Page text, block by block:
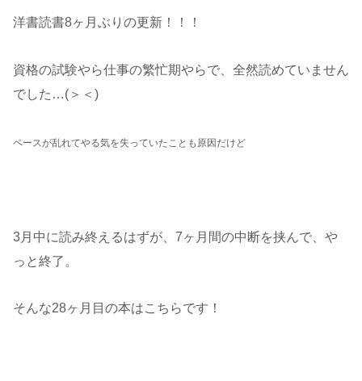
洋書読書8ヶ月ぶりの更新！！！
資格の試験やら仕事の繁忙期やらで、全然読めていません
でした…(＞＜)
ペースが乱れてやる気を失っていたことも原因だけど
3月中に読み終えるはずが、7ヶ月間の中断を挟んで、や
っと終了。
そんな28ヶ月目の本はこちらです！